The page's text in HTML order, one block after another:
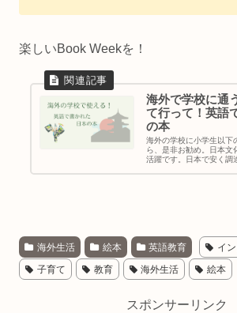
楽しいBook Weekを！
海外で学校に通
て行って！英語
の本
海外の学校に小学生以下
ら、是非お勧め。日本文
活躍です。日本で安く調
海外生活 絵本 英語教育 イ
子育て 教育 海外生活 絵本
スポンサーリンク